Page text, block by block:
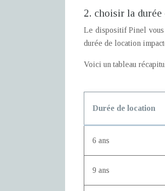
2. choisir la
Le dispositif Pinel
durée de location
Voici un tableau
Durée de location
6 ans
9 ans